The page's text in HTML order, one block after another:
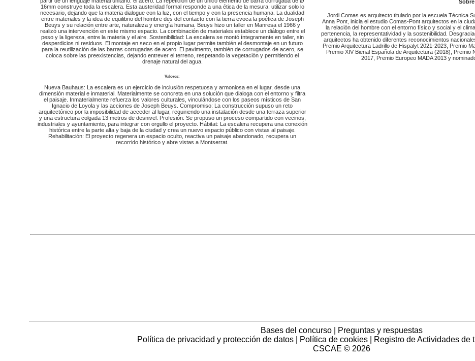
16mm construye toda la escalera. Esta austeridad formal responde a una ética de la mesura: utilizar solo lo
necesario, dejando que la materia dialogue con la luz, con el tiempo y con la presencia humana. La dualidad
entre materiales y la idea de equilibrio del hombre des del contacto con la tierra evoca la poética de Joseph
Beuys y su relación entre arte, naturaleza y energía humana. Beuys hizo un taller en Manresa el 1966 y
realizó una intervención en este mismo espacio. La combinación de materiales establece un diálogo entre el
peso y la ligereza, entre la materia y el aire. Sostenibilidad: La escalera se montó íntegramente en taller, sin
desperdicios ni residuos. El montaje en seco en el propio lugar permite también el desmontaje en un futuro
para la reutilización de las barras corrugadas de acero. El pavimento, también de corrugados de acero, se
coloca sobre las preexistencias, dejando entrever el terreno, respetando la vegetación y permitiendo el
drenaje natural del agua.
Valores:
Nueva Bauhaus: La escalera es un ejercicio de inclusión respetuosa y armoniosa en el lugar, desde una
dimensión material e inmaterial. Materialmente se concreta en una solución que dialoga con el entorno y filtra
el paisaje. Inmaterialmente refuerza los valores culturales, vinculándose con los paseos místicos de San
Ignacio de Loyola y las acciones de Joseph Beuys. Compromiso: La construcción supuso un reto
arquitectónico por la imposibilidad de acceder al lugar, requiriendo una instalación desde una terraza superior
y una estructura colgada 13 metros de desnivel. Profesión: Se propuso un proceso compartido con vecinos,
industriales y ayuntamiento, para integrar con orgullo el proyecto. Hábitat: La escalera recupera una conexión
histórica entre la parte alta y baja de la ciudad y crea un nuevo espacio público con vistas al paisaje.
Rehabilitación: El proyecto regenera un espacio oculto, reactiva un paisaje abandonado, recupera un
recorrido histórico y abre vistas a Montserrat.
Jordi Comas es arquitecto titulado por la escuela Técnica
Anna Pont, inicia el estudio Comas-Pont arquitectos en la
la relación del hombre con el entorno físico y social y el
pertenencia, la representatividad y la sostenibilidad.
arquitectos ha obtenido diferentes reconocimientos
Premio Arquitectura Ladrillo de Hispalyt 2021-2023, Premio
Premio XIV Bienal Española de Arquitectura (2018),
2017, Premio Europeo MADA 2013 y
Bases del concurso|
Preguntas y respuestas
Política de privacidad y protección de datos
Política de cookies
Registro de Actividades de
CSCAE © 2026